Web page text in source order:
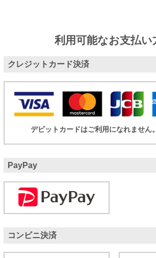
利用可能なお支払い
クレジットカード決済
デビットカードはご利用になれません。
PayPay
コンビニ決済